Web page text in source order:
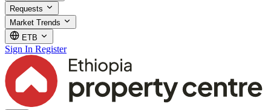
Requests
Market Trends
ETB
Sign In Register